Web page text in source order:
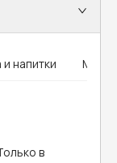
и напитки MICE
в